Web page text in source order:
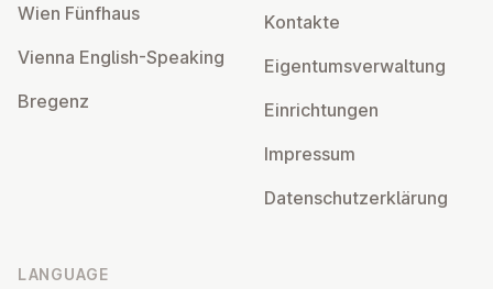
Wien Fünfhaus
Vienna English-Speaking
Bregenz
Kontakte
Ei­gentums­ver­wal­tung
Ein­rich­tun­gen
Impressum
Datens­chutzerklärung
LANGUAGE